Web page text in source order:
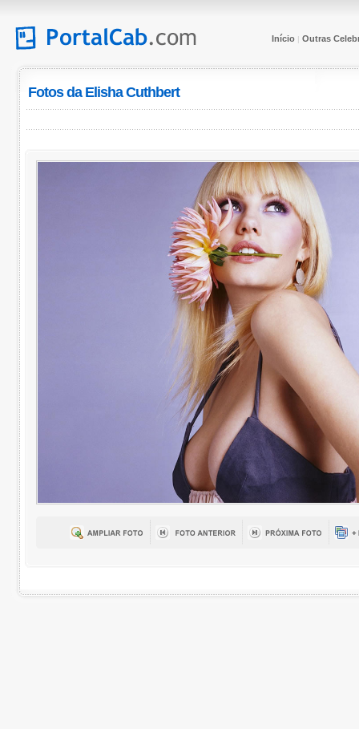
Início| Outras
Fotos da Elisha Cuthbert